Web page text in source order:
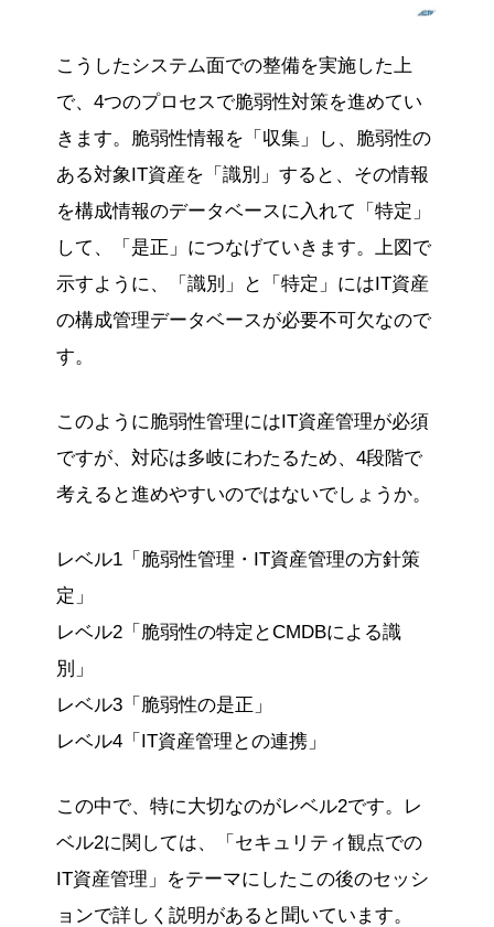
こうしたシステム面での整備を実施した上
で、4つのプロセスで脆弱性対策を進めてい
きます。脆弱性情報を「収集」し、脆弱性の
ある対象IT資産を「識別」すると、その情報
を構成情報のデータベースに入れて「特定」
して、「是正」につなげていきます。上図で
示すように、「識別」と「特定」にはIT資産
の構成管理データベースが必要不可欠なので
す。
このように脆弱性管理にはIT資産管理が必須
ですが、対応は多岐にわたるため、4段階で
考えると進めやすいのではないでしょうか。
レベル1「脆弱性管理・IT資産管理の方針策
定」
レベル2「脆弱性の特定とCMDBによる識
別」
レベル3「脆弱性の是正」
レベル4「IT資産管理との連携」
この中で、特に大切なのがレベル2です。レ
ベル2に関しては、「セキュリティ観点での
IT資産管理」をテーマにしたこの後のセッシ
ョンで詳しく説明があると聞いています。